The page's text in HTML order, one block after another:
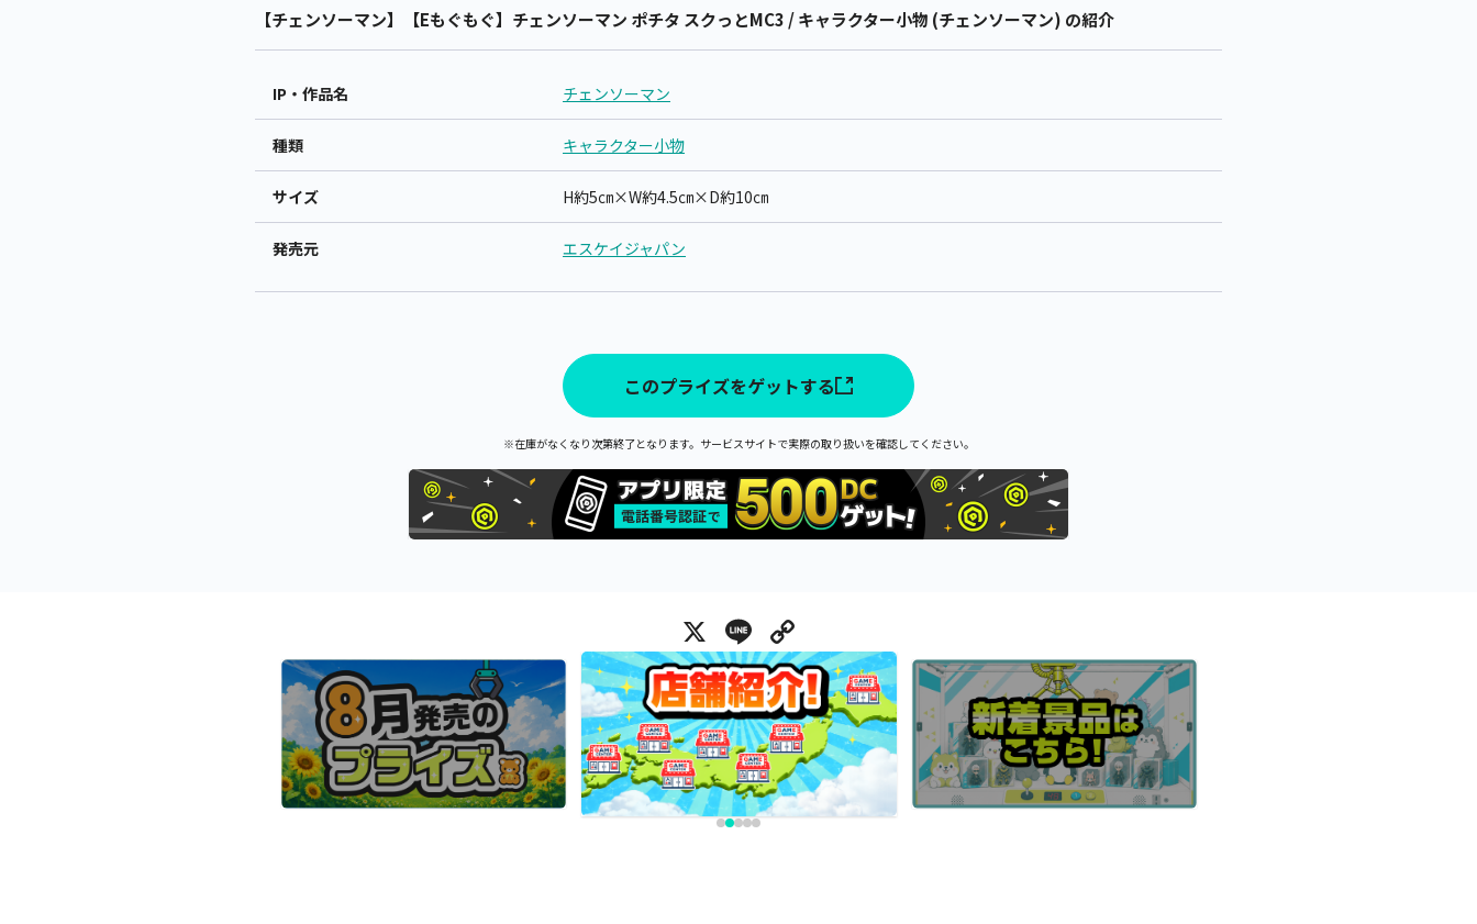
【チェンソーマン】【Eもぐもぐ】チェンソーマン ポチタ スクっとMC3 / キャラクター小物 (チェンソーマン) の紹介
IP・作品名 チェンソーマン
種類 キャラクター小物
サイズ H約5㎝×W約4.5㎝×D約10㎝
発売元 エスケイジャパン
このプライズをゲットする
※在庫がなくなり次第終了となります。サービスサイトで実際の取り扱いを確認してください。
X Line